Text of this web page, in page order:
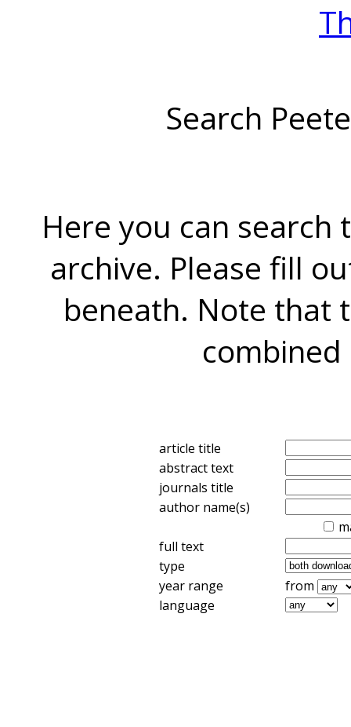
Search
Here you can search
archive. Please fill
beneath. Note that
combined
article title
abstract text
journals title
author name(s)
full text
type
year range
from
language